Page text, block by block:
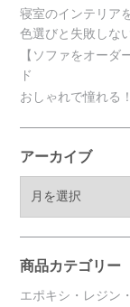
寝室のインテリア
色選びと失敗しな
【ソファをオー
ド
おしゃれで憧れる
アーカイブ
ブ
商品カテゴリー
エポキシ・レジン